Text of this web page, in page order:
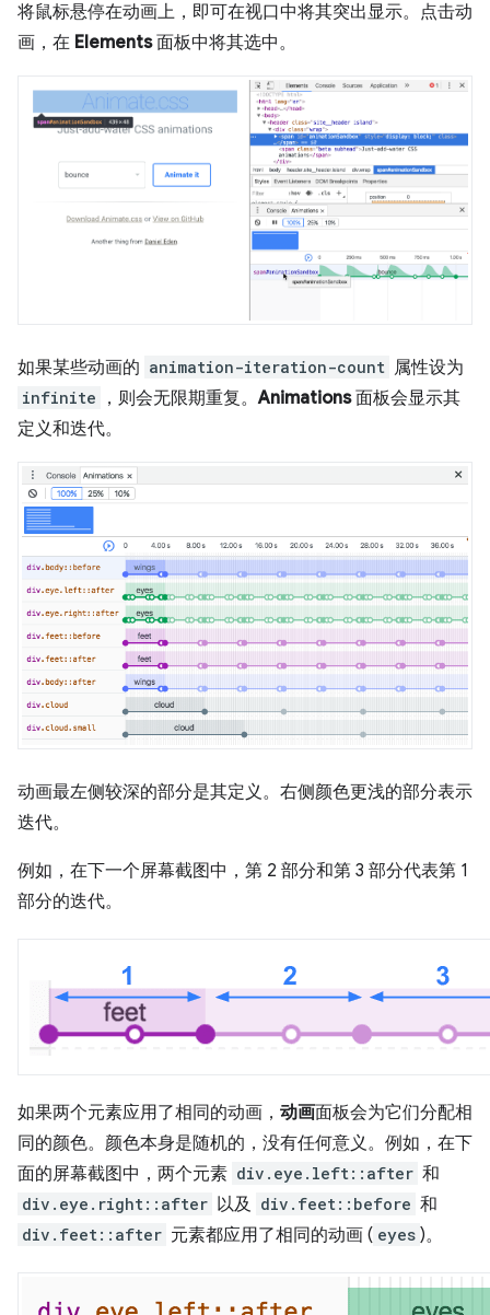
将鼠标悬停在动画上，即可在视口中将其突出显示。点击动
画，在 Elements面板中将其选中。
如果某些动画的 animation-iteration-count 属性设为
infinite ，则会无限期重复。Animations面板会显示其
定义和迭代。
动画最左侧较深的部分是其定义。右侧颜色更浅的部分表示
迭代。
例如，在下一个屏幕截图中，第 2 部分和第 3 部分代表第 1
部分的迭代。
如果两个元素应用了相同的动画， 动画面板会为它们分配相
同的颜色。颜色本身是随机的，没有任何意义。例如，在下
面的屏幕截图中，两个元素 div.eye.left::after 和
div.eye.right::after 以及 div.feet::before 和
div.feet::after 元素都应用了相同的动画 ( eyes )。